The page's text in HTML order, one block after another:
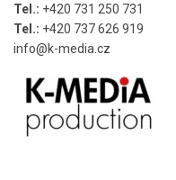
Tel.: +420 731 250 731
Tel.: +420 737 626 919
info@k-media.cz